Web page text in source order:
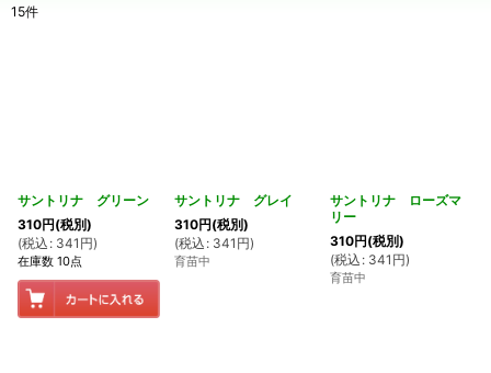
15件
サントリナ グリーン
310円(税別)
(税込 : 341 円)
在庫数 10点
サントリナ グレイ
310円(税別)
(税込 : 341 円)
育苗中
サントリナ ローズマ
リー
310円(税別)
(税込 : 341 円)
育苗中